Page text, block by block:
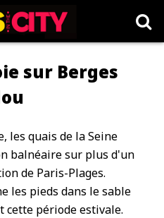
sur Berges
les quais de la Seine
balnéaire sur plus d'un
de Paris-Plages.
les pieds dans le sable
cette période estivale.